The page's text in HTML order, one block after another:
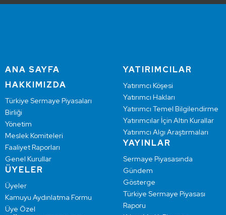
ANA SAYFA
HAKKIMIZDA
Türkiye Sermaye Piyasaları
Birliği
Yönetim
Meslek Komiteleri
Faaliyet Raporları
Genel Kurullar
ÜYELER
Üyeler
Kamuyu Aydınlatma Formu
Üye Özel
YATIRIMCILAR
Yatırımcı Köşesi
Yatırımcı Hakları
Yatırımcı Temel Bilgilendirme
Yatırımcılar İçin Altın Kurallar
Yatırımcı Algı Araştırmaları
YAYINLAR
Sermaye Piyasasında
Gündem
Gösterge
Türkiye Sermaye Piyasası
Raporu